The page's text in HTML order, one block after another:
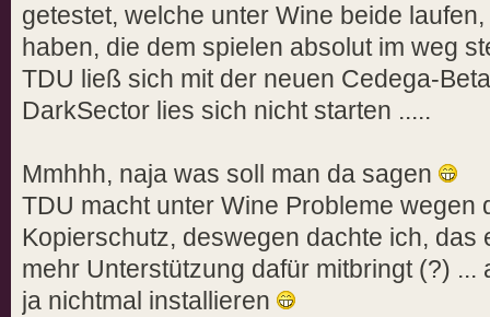
getestet, welche unter Wine beide
haben, die dem spielen absolut im weg
TDU ließ sich mit der neuen Cedega-
DarkSector lies sich nicht starten .....
Mmhhh, naja was soll man da sagen
TDU macht unter Wine Probleme wegen
Kopierschutz, deswegen dachte ich, das
mehr Unterstützung dafür mitbringt (?)
ja nichtmal installieren